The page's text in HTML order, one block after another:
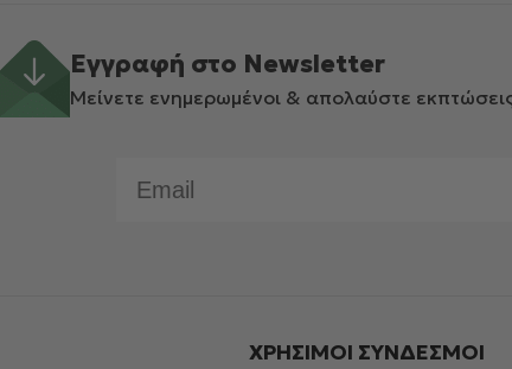
Εγγραφή στο Newsletter
Μείνετε ενημερωμένοι & απολαύστε
ΧΡΗΣΙΜΟΙ ΣΎΝΔΕΣΜΟΙ